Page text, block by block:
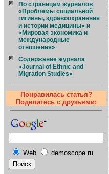
По страницам журналов
«Проблемы социальной
гигиены, здравоохранения
и истории медицины» и
«Мировая экономика и
международные
отношения»
Содержание журнала
«Journal of Ethnic and
Migration Studies»
Понравилась статья?
Поделитесь с друзьями:
Web demoscope.ru